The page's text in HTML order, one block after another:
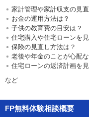
法人・行政機関の方へ
学校関係者の方へ
報道・メディア関係者の
家計管理や家計収支の見
お金の運用方法は？
子供の教育費の目安は？
住宅購入や住宅ローンを
保険の見直し方法は？
老後や年金のことが心配
住宅ローンの返済計画を
など
FP無料体験相談概要